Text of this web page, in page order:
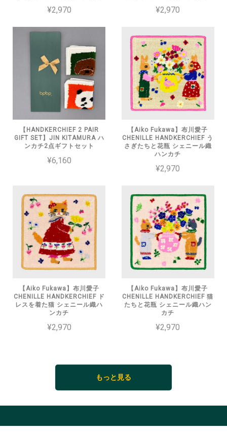
¥2,970 ¥2,970
【HANDKERCHIEF 2 PAIR
GIFT SET】JIN KITAMURA ハ
ンカチ2点ギフトセット
¥6,160
【Aiko Fukawa】布川愛子
CHENILLE HANDKERCHIEF う
さぎたちと花瓶 シェニール織
ハンカチ
¥2,970
【Aiko Fukawa】布川愛子
CHENILLE HANDKERCHIEF ド
レスを着た猫 シェニール織ハ
ンカチ
¥2,970
【Aiko Fukawa】布川愛子
CHENILLE HANDKERCHIEF 猫
たちと花瓶 シェニール織ハン
カチ
¥2,970
もっと見る